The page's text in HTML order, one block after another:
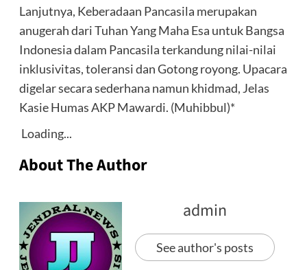
Lanjutnya, Keberadaan Pancasila merupakan
anugerah dari Tuhan Yang Maha Esa untuk Bangsa
Indonesia dalam Pancasila terkandung nilai-nilai
inklusivitas, toleransi dan Gotong royong. Upacara
digelar secara sederhana namun khidmad, Jelas
Kasie Humas AKP Mawardi. (Muhibbul)*
Loading...
About The Author
admin
See author's posts